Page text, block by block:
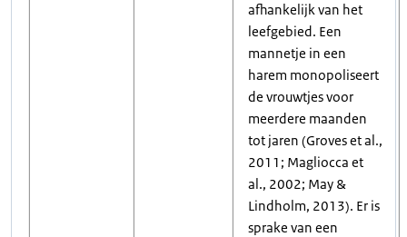
afhankelijk van het
leefgebied. Een
mannetje in een
harem monopoliseert
de vrouwtjes voor
meerdere maanden
tot jaren (Groves et al.,
2011; Magliocca et
al., 2002; May &
Lindholm, 2013). Er is
sprake van een